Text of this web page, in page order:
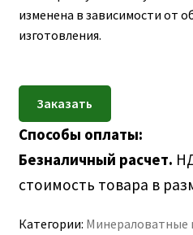
изменена в зависимости от
изготовления.
Способы оплаты:
Безналичный расчет.
стоимость товара в
Категории: Минераловатные